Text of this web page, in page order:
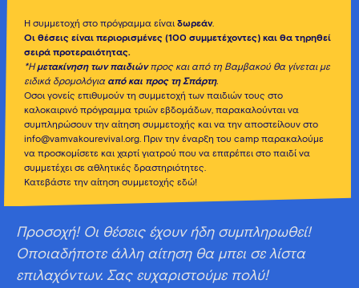
Η συμμετοχή στο πρόγραμμα είναι δωρεάν.
Οι θέσεις είναι περιορισμένες (100 συμμετέχοντες) και θα τηρηθεί
σειρά προτεραιότητας.
*Ημετακίνηση των παιδιώνπρος και από τη Βαμβακού θα γίνεται με
ειδικά δρομολόγια από και προς τη Σπάρτη.
Όσοι γονείς επιθυμούν τη συμμετοχή των παιδιών τους στο
καλοκαιρινό πρόγραμμα τριών εβδομάδων, παρακαλούνται να
συμπληρώσουν την αίτηση συμμετοχής και να την αποστείλουν στο
info@vamvakourevival.org. Πριν την έναρξη του camp παρακαλούμε
να προσκομίσετε και χαρτί γιατρού που να επιτρέπει στο παιδί να
συμμετέχει σε αθλητικές δραστηριότητες.
Κατεβάστε την αίτηση συμμετοχής εδώ!
Προσοχή! Οι θέσεις έχουν ήδη συμπληρωθεί!
Οποιαδήποτε άλλη αίτηση θα μπει σε λίστα
επιλαχόντων. Σας ευχαριστούμε πολύ!